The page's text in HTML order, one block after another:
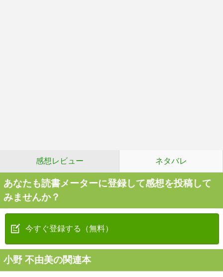
感想レビュー ネタバレ
あなたも読書メーターに登録して感想を投稿して
みませんか？
今すぐ登録する（無料）
小野 不由美の関連本